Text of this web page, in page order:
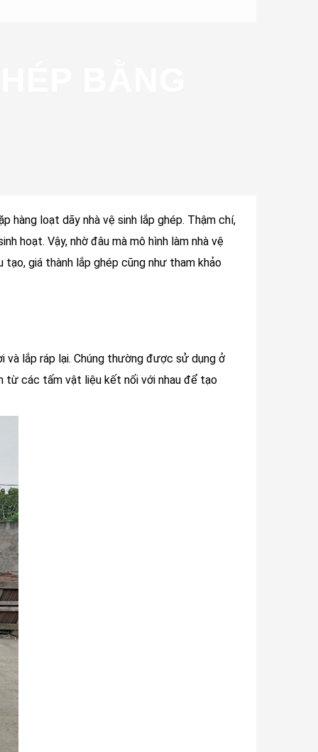
hàng loạt dãy nhà vệ sinh lắp ghép. Thậm chí,
hoạt. Vậy, nhờ đâu mà mô hình làm nhà vệ
giá thành lắp ghép cũng như tham khảo
và lắp ráp lại. Chúng thường được sử dụng ở
từ các tấm vật liệu kết nối với nhau để tạo